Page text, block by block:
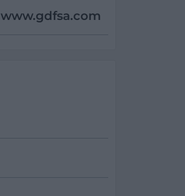
www.gdfsa.com